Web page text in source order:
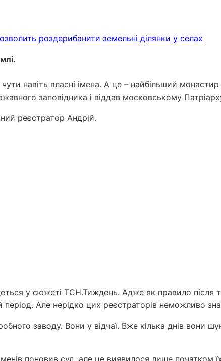
навіть власні імена. А це – найбільший монастир
заповідника і віддав московському
реєстратор Андрій.
у сюжеті ТСН.Тиждень. Адже як правило після
період. Але нерідко цих реєстраторів неможливо
заводу. Вони у відчаї. Вже кілька днів вони
поновив суд, але це виявилося лише початком